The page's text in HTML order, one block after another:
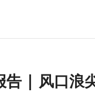
| 风口浪